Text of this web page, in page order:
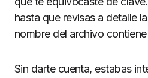
hasta que revisas a detalle
nombre del archivo contiene
Sin darte cuenta, estabas